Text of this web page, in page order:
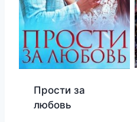
Прости за
любовь